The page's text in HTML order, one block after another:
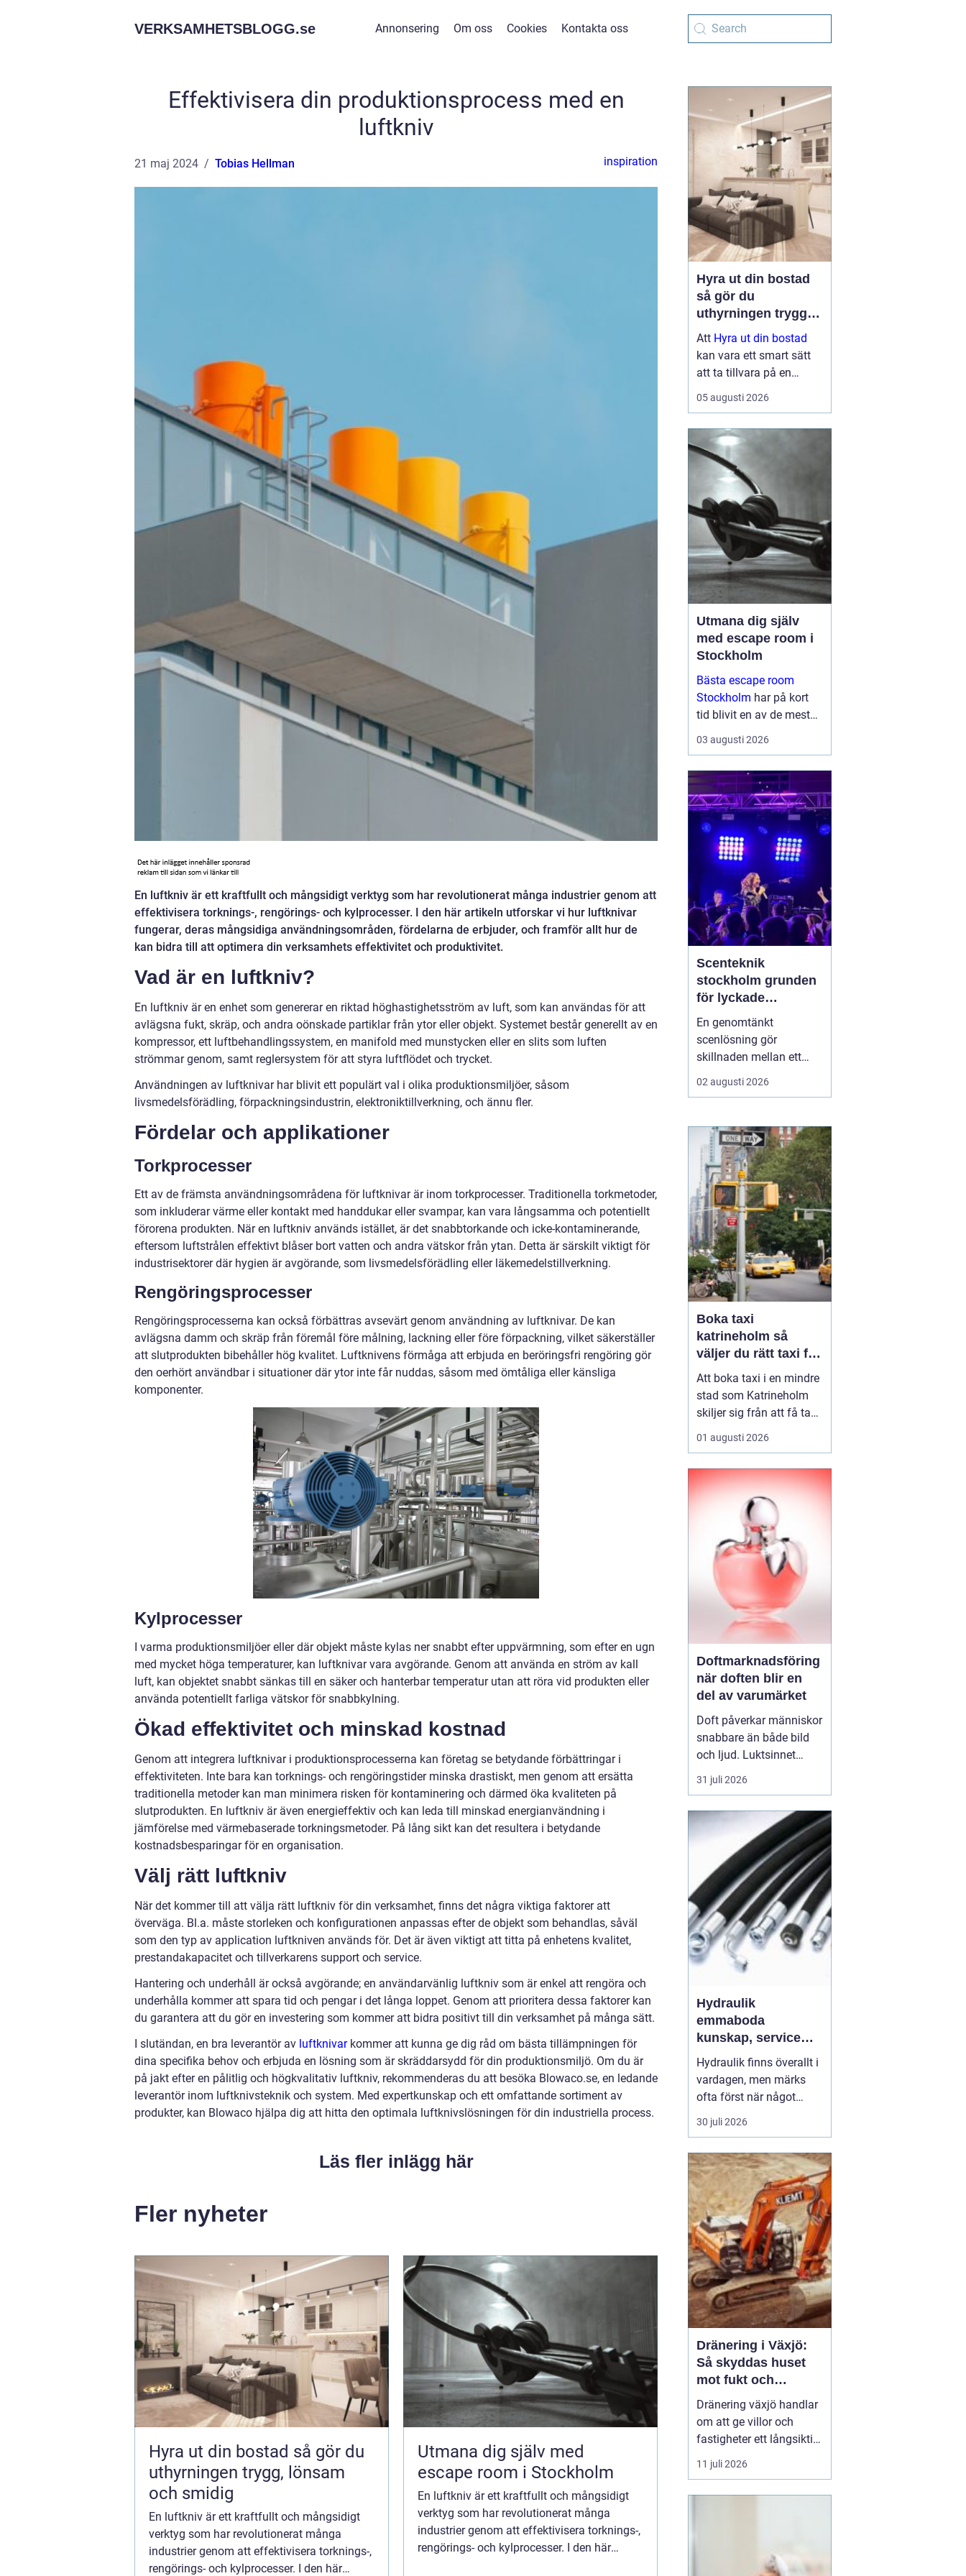
VERKSAMHETSBLOGG.se Annonsering Om oss Cookies Kontakta oss
Effektivisera din produktionsprocess med en
luftkniv
21 maj 2024 Tobias Hellman inspiration
En luftkniv är ett kraftfullt och mångsidigt verktyg som har revolutionerat många industrier genom att
effektivisera torknings-, rengörings- och kylprocesser. I den här artikeln utforskar vi hur luftknivar
fungerar, deras mångsidiga användningsområden, fördelarna de erbjuder, och framför allt hur de
kan bidra till att optimera din verksamhets effektivitet och produktivitet.
Vad är en luftkniv?
En luftkniv är en enhet som genererar en riktad höghastighetsström av luft, som kan användas för att
avlägsna fukt, skräp, och andra oönskade partiklar från ytor eller objekt. Systemet består generellt av en
kompressor, ett luftbehandlingssystem, en manifold med munstycken eller en slits som luften
strömmar genom, samt reglersystem för att styra luftflödet och trycket.
Användningen av luftknivar har blivit ett populärt val i olika produktionsmiljöer, såsom
livsmedelsförädling, förpackningsindustrin, elektroniktillverkning, och ännu fler.
Fördelar och applikationer
Torkprocesser
Ett av de främsta användningsområdena för luftknivar är inom torkprocesser. Traditionella torkmetoder,
som inkluderar värme eller kontakt med handdukar eller svampar, kan vara långsamma och potentiellt
förorena produkten. När en luftkniv används istället, är det snabbtorkande och icke-kontaminerande,
eftersom luftstrålen effektivt blåser bort vatten och andra vätskor från ytan. Detta är särskilt viktigt för
industrisektorer där hygien är avgörande, som livsmedelsförädling eller läkemedelstillverkning.
Rengöringsprocesser
Rengöringsprocesserna kan också förbättras avsevärt genom användning av luftknivar. De kan
avlägsna damm och skräp från föremål före målning, lackning eller före förpackning, vilket säkerställer
att slutprodukten bibehåller hög kvalitet. Luftknivens förmåga att erbjuda en beröringsfri rengöring gör
den oerhört användbar i situationer där ytor inte får nuddas, såsom med ömtåliga eller känsliga
komponenter.
Kylprocesser
I varma produktionsmiljöer eller där objekt måste kylas ner snabbt efter uppvärmning, som efter en ugn
med mycket höga temperaturer, kan luftknivar vara avgörande. Genom att använda en ström av kall
luft, kan objektet snabbt sänkas till en säker och hanterbar temperatur utan att röra vid produkten eller
använda potentiellt farliga vätskor för snabbkylning.
Ökad effektivitet och minskad kostnad
Genom att integrera luftknivar i produktionsprocesserna kan företag se betydande förbättringar i
effektiviteten. Inte bara kan torknings- och rengöringstider minska drastiskt, men genom att ersätta
traditionella metoder kan man minimera risken för kontaminering och därmed öka kvaliteten på
slutprodukten. En luftkniv är även energieffektiv och kan leda till minskad energianvändning i
jämförelse med värmebaserade torkningsmetoder. På lång sikt kan det resultera i betydande
kostnadsbesparingar för en organisation.
Välj rätt luftkniv
När det kommer till att välja rätt luftkniv för din verksamhet, finns det några viktiga faktorer att
överväga. Bl.a. måste storleken och konfigurationen anpassas efter de objekt som behandlas, såväl
som den typ av application luftkniven används för. Det är även viktigt att titta på enhetens kvalitet,
prestandakapacitet och tillverkarens support och service.
Hantering och underhåll är också avgörande; en användarvänlig luftkniv som är enkel att rengöra och
underhålla kommer att spara tid och pengar i det långa loppet. Genom att prioritera dessa faktorer kan
du garantera att du gör en investering som kommer att bidra positivt till din verksamhet på många sätt.
I slutändan, en bra leverantör av luftknivarkommer att kunna ge dig råd om bästa tillämpningen för
dina specifika behov och erbjuda en lösning som är skräddarsydd för din produktionsmiljö. Om du är
på jakt efter en pålitlig och högkvalitativ luftkniv, rekommenderas du att besöka Blowaco.se, en ledande
leverantör inom luftknivsteknik och system. Med expertkunskap och ett omfattande sortiment av
produkter, kan Blowaco hjälpa dig att hitta den optimala luftknivslösningen för din industriella process.
Läs fler inlägg här
Fler nyheter
Hyra ut din bostad så gör du
uthyrningen trygg, lönsam
och smidig
En luftkniv är ett kraftfullt och mångsidigt
verktyg som har revolutionerat många
industrier genom att effektivisera torknings-,
rengörings- och kylprocesser. I den här
Utmana dig själv med
escape room i Stockholm
En luftkniv är ett kraftfullt och mångsidigt
verktyg som har revolutionerat många
industrier genom att effektivisera torknings-,
rengörings- och kylprocesser. I den här
Hyra ut din bostad
så gör du
uthyrningen trygg,
lönsam och smidig
Att Hyra ut din bostad
kan vara ett smart sätt
att ta tillvara på en
lägenhet eller villa som
står tom, till exempel
utlandsuppdrag, vid
samboskap eller medan
en ny bostad test...
05 augusti 2026
Utmana dig själv
med escape room i
Stockholm
Bästa escape room
Stockholm har på kort
tid blivit en av de mest
omtyckta aktiviteterna
för vänner, familjer och
något annor...
03 augusti 2026
Scenteknik
stockholm grunden
för lyckade
evenemang
En genomtänkt
scenlösning gör
skillnaden mellan ett
evenemang som känns
trevande och ett som
publiken. När ljud, ljus,
bild och scenbyggnation
samspelar skapas fokus,
energi och trygghet både
för publiken och för dem
på scen. I ...
02 augusti 2026
Boka taxi
katrineholm så
väljer du rätt taxi för
trygga resor
Att boka taxi i en mindre
stad som Katrineholm
skiljer sig från att få tag
på bil i en storstad.
Utbudet är mer
skillnaden mellan olika
bolag kan vara tydlig.
Den som söker efter
Boka Taxi K...
01 augusti 2026
Doftmarknadsföring
när doften blir en
del av varumärket
Doft påverkar människor
snabbare än både bild
och ljud. Luktsinnet
kopplas direkt till
hjärnans centrum för
Därförhar
doftmarknadsföring
ett kraftfullt verktyg
för företag som v...
31 juli 2026
Hydraulik
emmaboda
kunskap, service
och rätt lösningar
när du behöver dem
Hydraulik finns överallt i
vardagen, men märks
ofta först när något
slutar fungera. En
läckande slang kan
stillastående maskiner
kan bromsa en industri i
timmar och en trasig
cylinder kan stänga ner
ett helt sågverk. För
företag ...
30 juli 2026
Dränering i Växjö:
Så skyddas huset
mot fukt och
vattenskador
Dränering växjö handlar
om att ge villor och
fastigheter ett långsiktigt
skydd mot fukt, mögel
och skador på
11 juli 2026